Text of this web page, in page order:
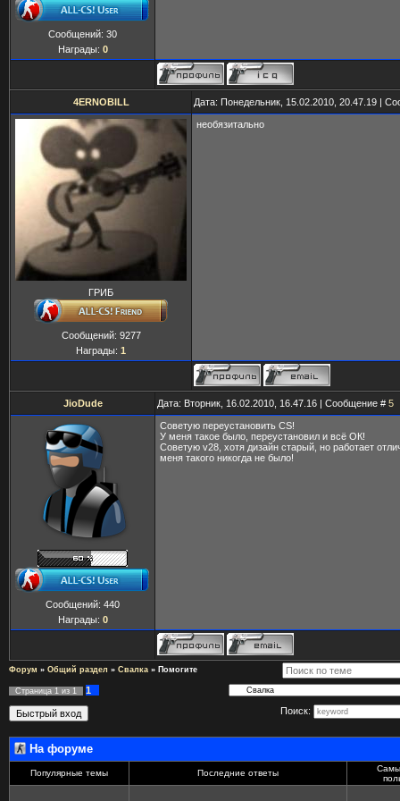
Сообщений: 30
Награды: 0
4ERNOBILL Дата: Понедельник, 15.02.2010, 20.47.19 |
ГРИБ
Сообщений: 9277
Награды: 1
необязитально
JioDude Дата: Вторник, 16.02.2010, 16.47.16 | Сообщение # 5
Сообщений: 440
Награды: 0
Советую переустановить CS!
У меня такое было, переустановил и всё ОК!
Советую v28, хотя дизайн старый, но работает
меня такого никогда не было!
Форум » Общий раздел » Свалка » Помогите
Страница 1 из 1
1
Поиск:
На форуме
Популярные темы Последние ответы